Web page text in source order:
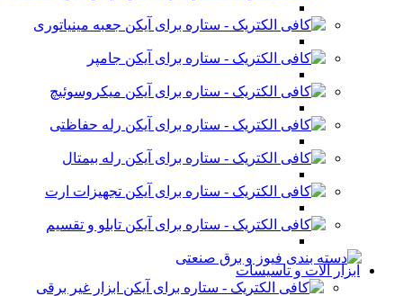
جعبه مینیاتوری
جامپر
میکروسوئیچ
رله حفاظتی
رله بیمتال
تجهیزات ارت
تابلو و تقسیم
ابزار آلات و تاسیسات
ابزار غیر برقی